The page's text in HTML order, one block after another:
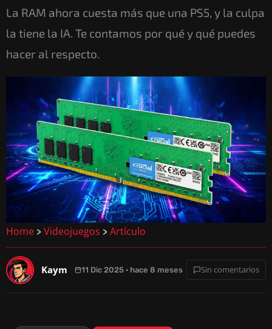
La RAM ahora cuesta más que una PS5, y la culpa
la tiene la IA. Te contamos por qué y qué puedes
hacer al respecto.
Home > Videojuegos > Artículo
Kaym 11 Dic 2025 · hace 8 meses Sin comentarios